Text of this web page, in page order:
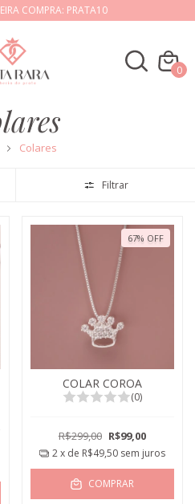
COMPRA: PRATA10
0
Colares
Filtrar
67% OFF
COLAR COROA
(0)
R$299,00 R$99,00
2x de R$49,50 sem juros
COMPRAR